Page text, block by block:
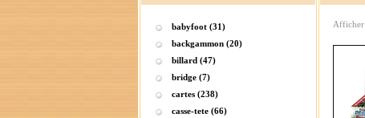
babyfoot (31)
backgammon (20)
billard (47)
bridge (7)
cartes (238)
casse-tete (66)
Afficher